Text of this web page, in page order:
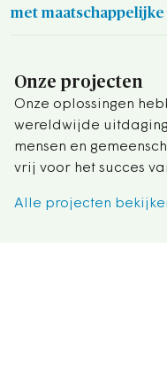
met
Onze projecten
Onze oplossingen
wereldwijde
mensen en
vrij voor het succes
Alle projecten